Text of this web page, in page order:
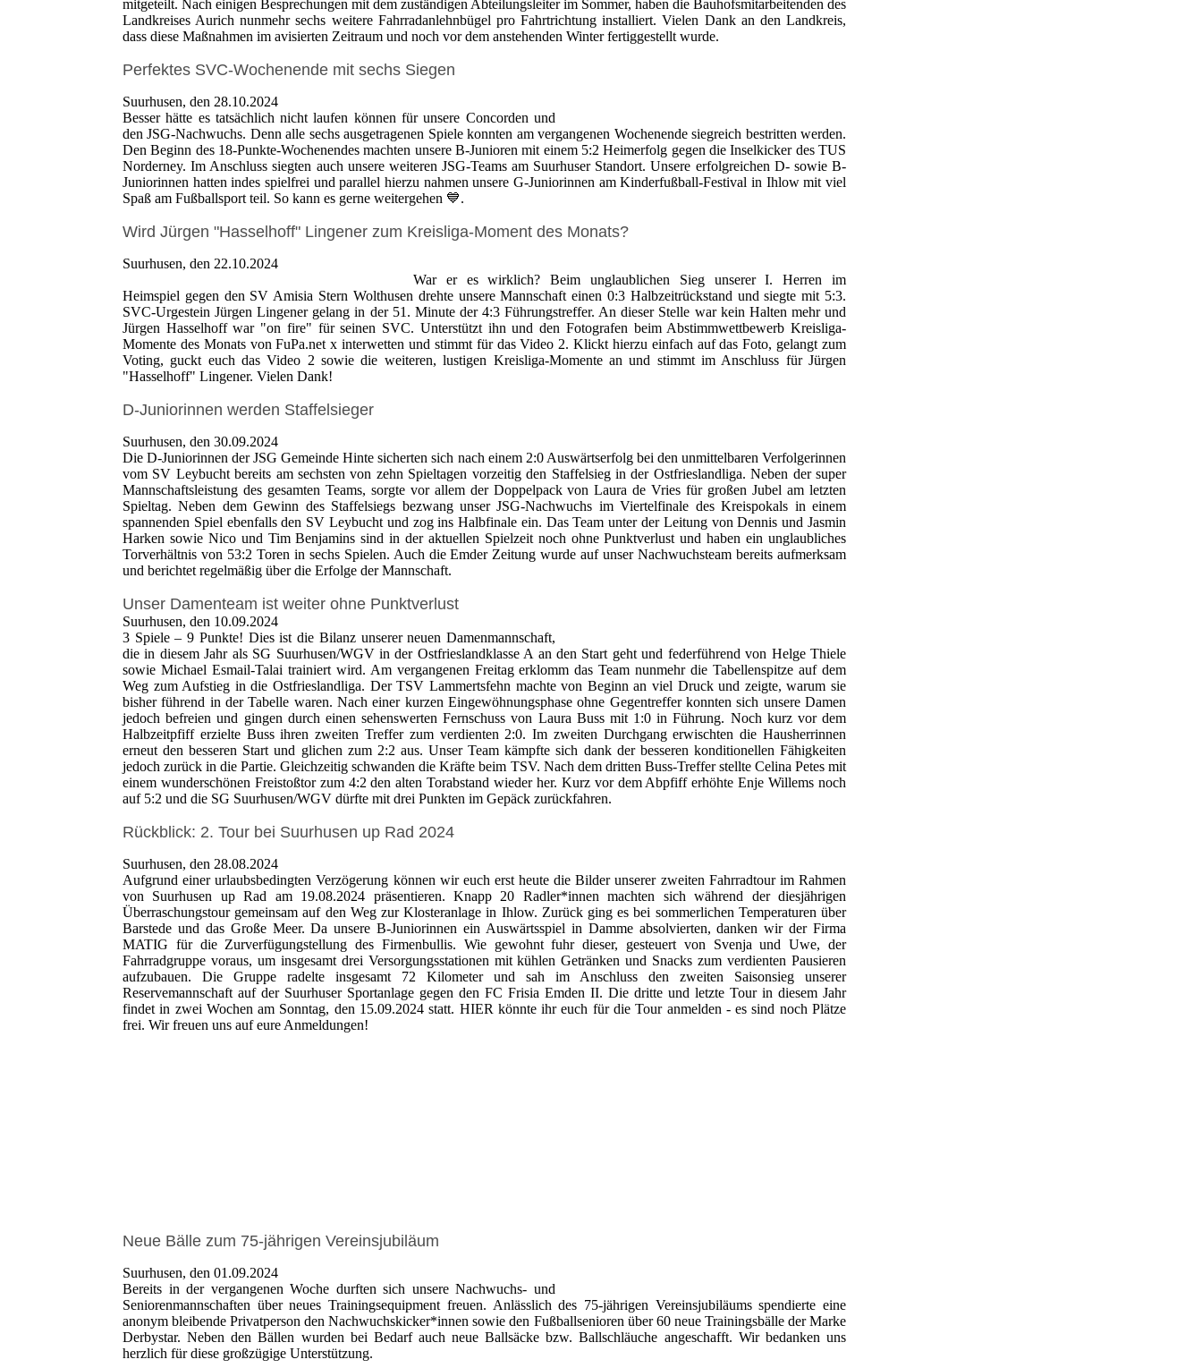
mitgeteilt. Nach einigen Besprechungen mit dem zuständigen Abteilungsleiter im Sommer, haben die Bauhofsmitarbeitenden des
Landkreises Aurich nunmehr sechs weitere Fahrradanlehnbügel pro Fahrtrichtung installiert. Vielen Dank an den Landkreis,
dass diese Maßnahmen im avisierten Zeitraum und noch vor dem anstehenden Winter fertiggestellt wurde.
Perfektes SVC-Wochenende mit sechs Siegen
Suurhusen, den 28.10.2024
Besser hätte es tatsächlich nicht laufen können für unsere Concorden und
den JSG-Nachwuchs. Denn alle sechs ausgetragenen Spiele konnten am vergangenen Wochenende siegreich bestritten werden.
Den Beginn des 18-Punkte-Wochenendes machten unsere B-Junioren mit einem 5:2 Heimerfolg gegen die Inselkicker des TUS
Norderney. Im Anschluss siegten auch unsere weiteren JSG-Teams am Suurhuser Standort. Unsere erfolgreichen D- sowie B-
Juniorinnen hatten indes spielfrei und parallel hierzu nahmen unsere G-Juniorinnen am Kinderfußball-Festival in Ihlow mit viel
Spaß am Fußballsport teil. So kann es gerne weitergehen 💙.
Wird Jürgen "Hasselhoff" Lingener zum Kreisliga-Moment des Monats?
Suurhusen, den 22.10.2024
War er es wirklich? Beim unglaublichen Sieg unserer I. Herren im
Heimspiel gegen den SV Amisia Stern Wolthusen drehte unsere Mannschaft einen 0:3 Halbzeitrückstand und siegte mit 5:3.
SVC-Urgestein Jürgen Lingener gelang in der 51. Minute der 4:3 Führungstreffer. An dieser Stelle war kein Halten mehr und
Jürgen Hasselhoff war "on fire" für seinen SVC. Unterstützt ihn und den Fotografen beim Abstimmwettbewerb Kreisliga-
Momente des Monats von FuPa.net x interwetten und stimmt für das Video 2. Klickt hierzu einfach auf das Foto, gelangt zum
Voting, guckt euch das Video 2 sowie die weiteren, lustigen Kreisliga-Momente an und stimmt im Anschluss für Jürgen
"Hasselhoff" Lingener. Vielen Dank!
D-Juniorinnen werden Staffelsieger
Suurhusen, den 30.09.2024
Die D-Juniorinnen der JSG Gemeinde Hinte sicherten sich nach einem 2:0 Auswärtserfolg bei den unmittelbaren Verfolgerinnen
vom SV Leybucht bereits am sechsten von zehn Spieltagen vorzeitig den Staffelsieg in der Ostfrieslandliga. Neben der super
Mannschaftsleistung des gesamten Teams, sorgte vor allem der Doppelpack von Laura de Vries für großen Jubel am letzten
Spieltag. Neben dem Gewinn des Staffelsiegs bezwang unser JSG-Nachwuchs im Viertelfinale des Kreispokals in einem
spannenden Spiel ebenfalls den SV Leybucht und zog ins Halbfinale ein. Das Team unter der Leitung von Dennis und Jasmin
Harken sowie Nico und Tim Benjamins sind in der aktuellen Spielzeit noch ohne Punktverlust und haben ein unglaubliches
Torverhältnis von 53:2 Toren in sechs Spielen. Auch die Emder Zeitung wurde auf unser Nachwuchsteam bereits aufmerksam
und berichtet regelmäßig über die Erfolge der Mannschaft.
Unser Damenteam ist weiter ohne Punktverlust
Suurhusen, den 10.09.2024
3 Spiele – 9 Punkte! Dies ist die Bilanz unserer neuen Damenmannschaft,
die in diesem Jahr als SG Suurhusen/WGV in der Ostfrieslandklasse A an den Start geht und federführend von Helge Thiele
sowie Michael Esmail-Talai trainiert wird. Am vergangenen Freitag erklomm das Team nunmehr die Tabellenspitze auf dem
Weg zum Aufstieg in die Ostfrieslandliga. Der TSV Lammertsfehn machte von Beginn an viel Druck und zeigte, warum sie
bisher führend in der Tabelle waren. Nach einer kurzen Eingewöhnungsphase ohne Gegentreffer konnten sich unsere Damen
jedoch befreien und gingen durch einen sehenswerten Fernschuss von Laura Buss mit 1:0 in Führung. Noch kurz vor dem
Halbzeitpfiff erzielte Buss ihren zweiten Treffer zum verdienten 2:0. Im zweiten Durchgang erwischten die Hausherrinnen
erneut den besseren Start und glichen zum 2:2 aus. Unser Team kämpfte sich dank der besseren konditionellen Fähigkeiten
jedoch zurück in die Partie. Gleichzeitig schwanden die Kräfte beim TSV. Nach dem dritten Buss-Treffer stellte Celina Petes mit
einem wunderschönen Freistoßtor zum 4:2 den alten Torabstand wieder her. Kurz vor dem Abpfiff erhöhte Enje Willems noch
auf 5:2 und die SG Suurhusen/WGV dürfte mit drei Punkten im Gepäck zurückfahren.
Rückblick: 2. Tour bei Suurhusen up Rad 2024
Suurhusen, den 28.08.2024
Aufgrund einer urlaubsbedingten Verzögerung können wir euch erst heute die Bilder unserer zweiten Fahrradtour im Rahmen
von Suurhusen up Rad am 19.08.2024 präsentieren. Knapp 20 Radler*innen machten sich während der diesjährigen
Überraschungstour gemeinsam auf den Weg zur Klosteranlage in Ihlow. Zurück ging es bei sommerlichen Temperaturen über
Barstede und das Große Meer. Da unsere B-Juniorinnen ein Auswärtsspiel in Damme absolvierten, danken wir der Firma
MATIG für die Zurverfügungstellung des Firmenbullis. Wie gewohnt fuhr dieser, gesteuert von Svenja und Uwe, der
Fahrradgruppe voraus, um insgesamt drei Versorgungsstationen mit kühlen Getränken und Snacks zum verdienten Pausieren
aufzubauen. Die Gruppe radelte insgesamt 72 Kilometer und sah im Anschluss den zweiten Saisonsieg unserer
Reservemannschaft auf der Suurhuser Sportanlage gegen den FC Frisia Emden II. Die dritte und letzte Tour in diesem Jahr
findet in zwei Wochen am Sonntag, den 15.09.2024 statt. HIER könnte ihr euch für die Tour anmelden - es sind noch Plätze
frei. Wir freuen uns auf eure Anmeldungen!
Neue Bälle zum 75-jährigen Vereinsjubiläum
Suurhusen, den 01.09.2024
Bereits in der vergangenen Woche durften sich unsere Nachwuchs- und
Seniorenmannschaften über neues Trainingsequipment freuen. Anlässlich des 75-jährigen Vereinsjubiläums spendierte eine
anonym bleibende Privatperson den Nachwuchskicker*innen sowie den Fußballsenioren über 60 neue Trainingsbälle der Marke
Derbystar. Neben den Bällen wurden bei Bedarf auch neue Ballsäcke bzw. Ballschläuche angeschafft. Wir bedanken uns
herzlich für diese großzügige Unterstützung.